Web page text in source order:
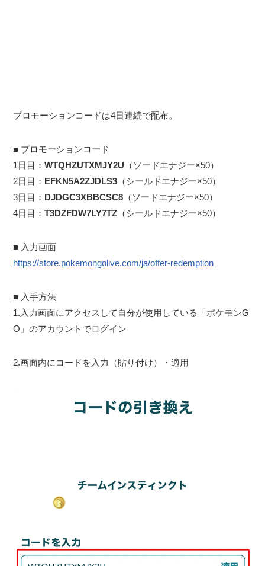
プロモーションコードは4日連続で配布。
■ プロモーションコード
1日目：WTQHZUTXMJY2U （ソードエナジー×50）
2日目： EFKN5A2ZJDLS3 （シールドエナジー×50）
3日目： DJDGC3XBBCSC8 （ソードエナジー×50）
4日目：T3DZFDW7LY7TZ （シールドエナジー×50）
■ 入力画面
https://store.pokemongolive.com/ja/offer-redemption
■ 入手方法
1.入力画面にアクセスして自分が使用している「ポケモンG
O」のアカウントでログイン
2.画面内にコードを入力（貼り付け）・適用